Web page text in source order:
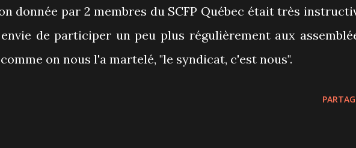
donnée par 2 membres du SCFP Québec était très
de participer un peu plus régulièrement aux
on nous l'a martelé, "le syndicat, c'est nous".